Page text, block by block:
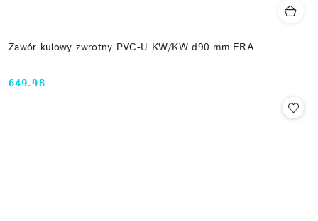
Zawór kulowy zwrotny PVC-U KW/KW d90 mm ERA
Cena:
649.98